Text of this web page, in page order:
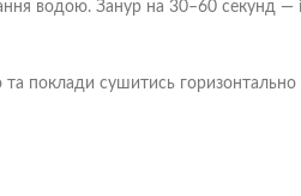
водою. Занур на 30–60 секунд — і
поклади сушитись горизонтально